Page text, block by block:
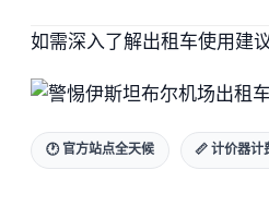
如需深入了解出租车使用建
🕐 官方站点全天候 📏 计价器计